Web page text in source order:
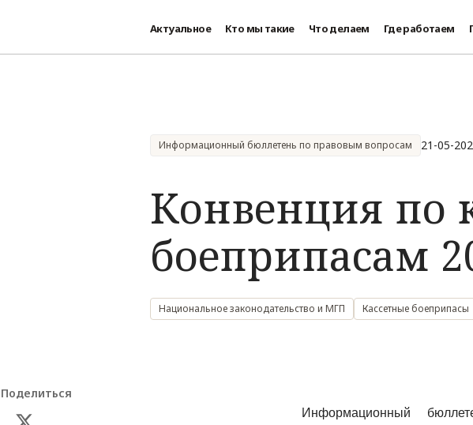
Актуальное Кто мы такие Что делаем Где работаем
Информационный бюллетень по правовым вопросам 21-05-
Конвенция по
боеприпасам
Национальное законодательство и МГП Кассетные боеприпасы
Поделиться
Информационный